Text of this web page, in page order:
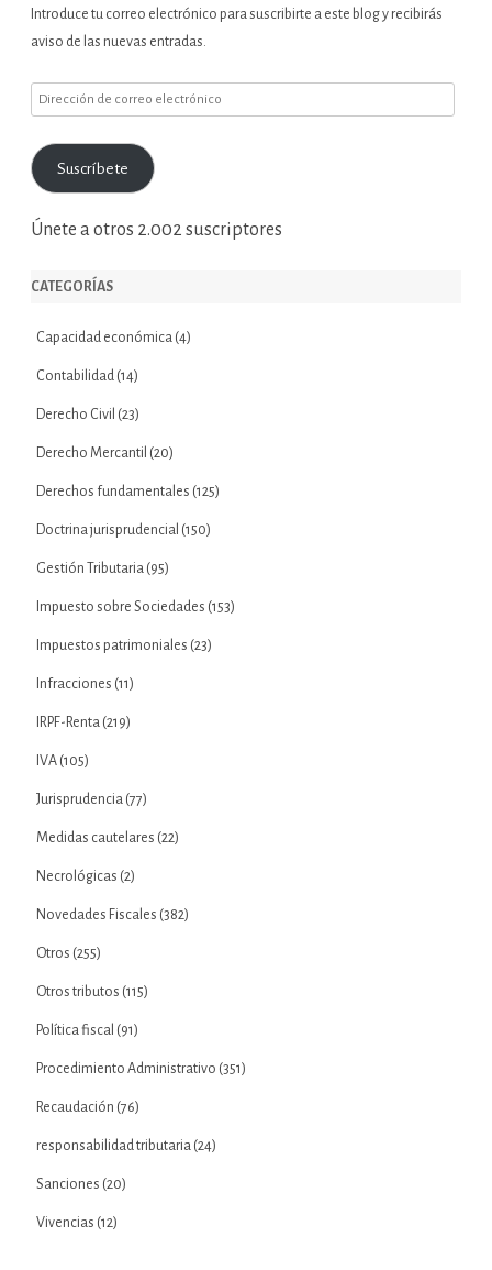
Introduce tu correo electrónico para suscribirte a este blog y recibirás
aviso de las nuevas entradas.
Dirección
correo
electrónico
Suscríbete
Únete a otros 2.002 suscriptores
CATEGORÍAS
Capacidad económica (4)
Contabilidad (14)
Derecho Civil (23)
Derecho Mercantil (20)
Derechos fundamentales (125)
Doctrina jurisprudencial (150)
Gestión Tributaria (95)
Impuesto sobre Sociedades (153)
Impuestos patrimoniales (23)
Infracciones (11)
IRPF-Renta (219)
IVA (105)
Jurisprudencia (77)
Medidas cautelares (22)
Necrológicas (2)
Novedades Fiscales (382)
Otros (255)
Otros tributos (115)
Política fiscal (91)
Procedimiento Administrativo (351)
Recaudación (76)
responsabilidad tributaria (24)
Sanciones (20)
Vivencias (12)